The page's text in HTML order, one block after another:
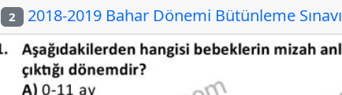
2 2018-2019 Bahar Dönemi Bütünleme Sınavı